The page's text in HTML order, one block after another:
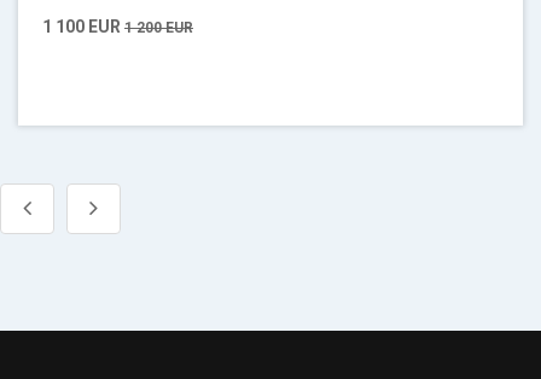
1 100 EUR 1 200 EUR